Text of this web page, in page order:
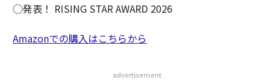
◯発表！ RISING STAR AWARD 2026
Amazonでの購入はこちらから
advertisement